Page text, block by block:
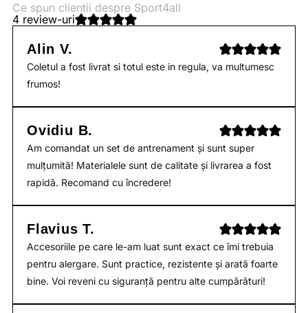
Ce spun clientii despre Sport4all
4 review-uri
Alin V.
Coletul a fost livrat si totul este in regula, va multumesc
frumos!
Ovidiu B.
Am comandat un set de antrenament și sunt super
mulțumită! Materialele sunt de calitate și livrarea a fost
rapidă. Recomand cu încredere!
Flavius T.
Accesoriile pe care le-am luat sunt exact ce îmi trebuia
pentru alergare. Sunt practice, rezistente și arată foarte
bine. Voi reveni cu siguranță pentru alte cumpărături!